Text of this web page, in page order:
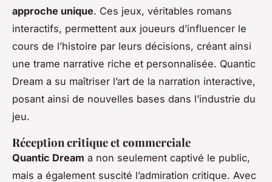
approche unique. Ces jeux, véritables romans
interactifs, permettent aux joueurs d’influencer le
cours de l’histoire par leurs décisions, créant ainsi
une trame narrative riche et personnalisée. Quantic
Dream a su maîtriser l’art de la narration interactive,
posant ainsi de nouvelles bases dans l’industrie du
jeu.
Réception critique et commerciale
Quantic Dream a non seulement captivé le public,
mais a également suscité l’admiration critique. Avec